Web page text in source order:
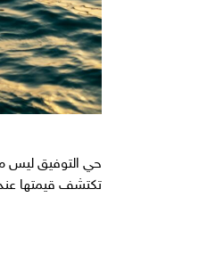
حي التوفيق ليس
تكتشف قيمتها